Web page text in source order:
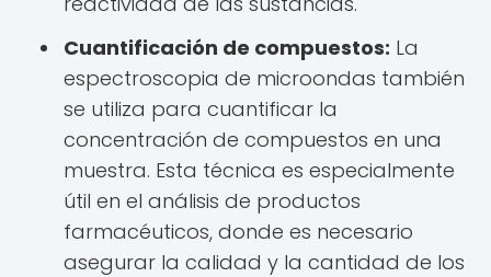
Cuantificación de compuestos: La
espectroscopia de microondas también
se utiliza para cuantificar la
concentración de compuestos en una
muestra. Esta técnica es especialmente
útil en el análisis de productos
farmacéuticos, donde es necesario
asegurar la calidad y la cantidad de los